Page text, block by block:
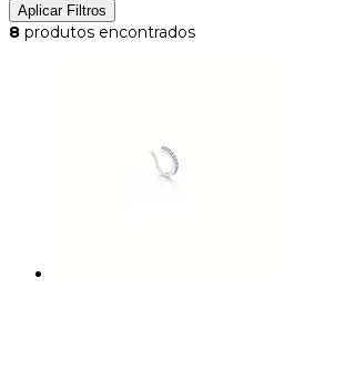
Aplicar Filtros
8 produtos encontrados